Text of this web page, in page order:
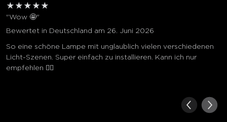
★ ★ ★ ★ ★
"Wow 🤩"
Bewertet in Deutschland am 26. Juni 2026
So eine schöne Lampe mit unglaublich vielen verschiedenen
Licht-Szenen. Super einfach zu installieren. Kann ich nur
empfehlen ☝🏻